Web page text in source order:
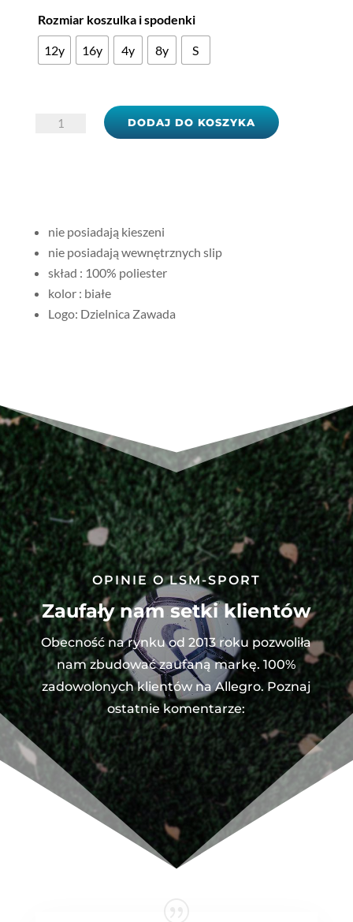
Rozmiar koszulka i spodenki
12y 16y 4y 8y S
ilość
DODAJ DO KOSZYKA
nie posiadają kieszeni
nie posiadają wewnętrznych slip
skład : 100% poliester
kolor : białe
Logo: Dzielnica Zawada
OPINIE O LSM-SPORT
Zaufały nam setki klientów
Obecność na rynku od 2013 roku pozwoliła
nam zbudować zaufaną markę. 100%
zadowolonych klientów na Allegro. Poznaj
ostatnie komentarze: